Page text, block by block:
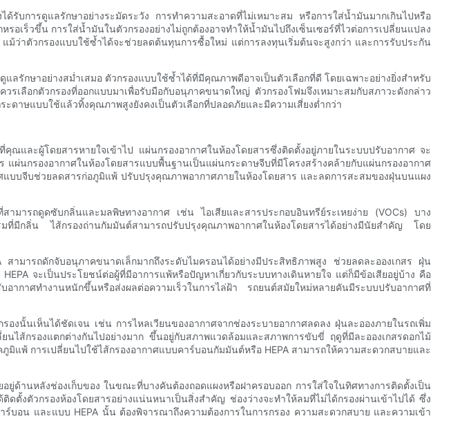
บการดูแลรักษาอย่างระมัดระวัง การทำความสะอาดที่ไม่เหมาะสม หรือการใส่น้ำมันมากเกินไปหรือ
เร็วขึ้น การใส่น้ำมันในตัวกรองอย่างไม่ถูกต้องอาจทำให้น้ำมันไปถึงเซ็นเซอร์ที่ไวต่อการเปลี่ยนแปลง
ว่าตัวกรองแบบใช้ซ้ำได้จะช่วยลดต้นทุนการซื้อใหม่ แต่การลงทุนเริ่มต้นจะสูงกว่า และการรับประกัน
รักษาอย่างสม่ำเสมอ ตัวกรองแบบใช้ซ้ำได้ที่มีคุณภาพดีอาจเป็นตัวเลือกที่ดี โดยเฉพาะอย่างยิ่งสำหรับ
เลือกตัวกรองที่ออกแบบมาเพื่อรับมือกับอนุภาคขนาดใหญ่ ตัวกรองโฟมจึงเหมาะสมกับสภาวะดังกล่าว
ดาษแบบใช้แล้วทิ้งคุณภาพสูงยังคงเป็นตัวเลือกที่ปลอดภัยและมีความเสี่ยงต่ำกว่า
และผู้โดยสารหายใจเข้าไป แผ่นกรองอากาศในห้องโดยสารซึ่งติดตั้งอยู่ภายในระบบปรับอากาศ จะ
ผ่นกรองอากาศในห้องโดยสารแบบพื้นฐานเป็นแผ่นกระดาษจีบที่มีโครงสร้างคล้ายกับแผ่นกรองอากาศ
บบจีบช่วยลดสารก่อภูมิแพ้ ปรับปรุงคุณภาพอากาศภายในห้องโดยสาร และลดการสะสมของฝุ่นบนแผง
ามารถดูดซับกลิ่นและมลพิษทางอากาศ เช่น ไอเสียและสารประกอบอินทรีย์ระเหยง่าย (VOCs) บาง
ที่มีกลิ่น ไส้กรองถ่านกัมมันต์สามารถปรับปรุงคุณภาพอากาศในห้องโดยสารได้อย่างมีนัยสำคัญ โดย
มารถดักจับอนุภาคขนาดเล็กมากถึงระดับไมครอนได้อย่างมีประสิทธิภาพสูง ช่วยลดละอองเกสร ฝุ่น
จะเป็นประโยชน์ต่อผู้ที่มีอาการแพ้หรือปัญหาเกี่ยวกับระบบทางเดินหายใจ แต่ก็มีข้อเสียอยู่บ้าง คือ
กาศทำงานหนักขึ้นหรือส่งผลต่อความเร็วในการไล่ฝ้า รถยนต์สมัยใหม่หลายคันมีระบบปรับอากาศที่
งนั้นเห็นได้ชัดเจน เช่น การไหลเวียนของอากาศจากช่องระบายอากาศลดลง ฝุ่นละอองภายในรถเพิ่ม
ไส้กรองแตกต่างกันไปอย่างมาก ขึ้นอยู่กับสภาพแวดล้อมและสภาพการขับขี่ ฤดูที่มีละอองเกสรดอกไม้
พ้ การเปลี่ยนไปใช้ไส้กรองอากาศแบบคาร์บอนกัมมันต์หรือ HEPA สามารถให้ความสะดวกสบายและ
ด้านหลังช่องเก็บของ ในขณะที่บางคันต้องถอดแผงหรือฝาครอบออก การใส่ใจในทิศทางการติดตั้งเป็น
ตั้งตัวกรองห้องโดยสารอย่างแน่นหนาเป็นสิ่งสำคัญ ช่องว่างจะทำให้ลมที่ไม่ได้กรองผ่านเข้าไปได้ ซึ่ง
บอน และแบบ HEPA นั้น ต้องพิจารณาถึงความต้องการในการกรอง ความสะดวกสบาย และความเข้า